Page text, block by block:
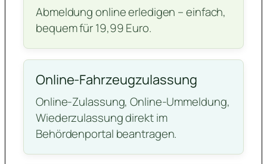
Abmeldung online erledigen – einfach,
bequem für 19,99 Euro.
Online-Fahrzeugzulassung
Online-Zulassung, Online-Ummeldung,
Wiederzulassung direkt im
Behördenportal beantragen.